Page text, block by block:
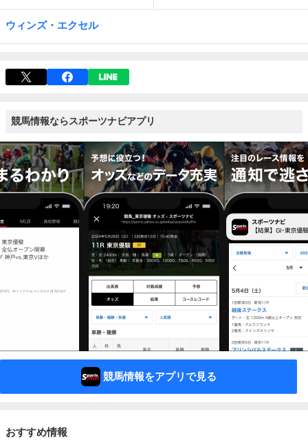
ウィンズ・エクセル
競馬情報ならスポーツナビアプリ
競馬情報をアプリで見る
おすすめ情報